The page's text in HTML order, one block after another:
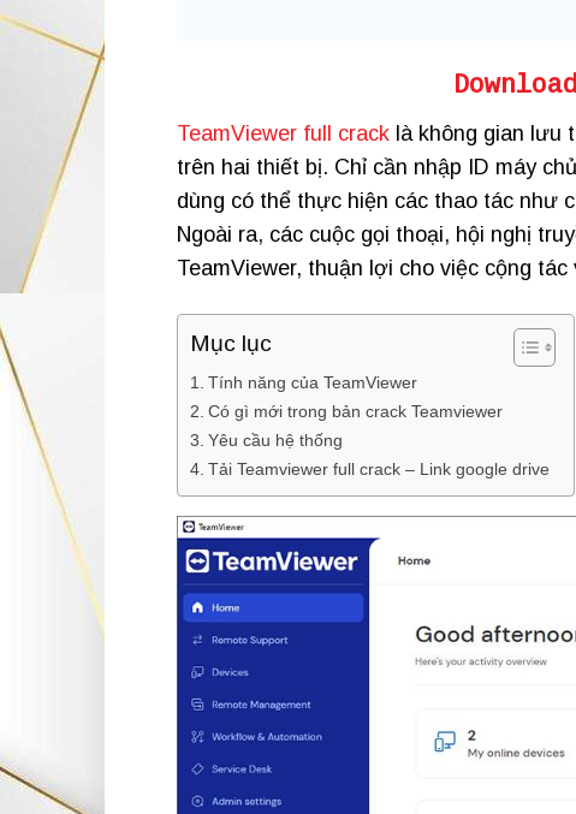
TeamViewer full crack là không gian lưu
trên hai thiết bị. Chỉ cần nhập ID máy
dùng có thể thực hiện các thao tác như
Ngoài ra, các cuộc gọi thoại, hội nghị
TeamViewer, thuận lợi cho việc cộng
Mục lục
Tính năng của TeamViewer
Có gì mới trong bản crack Teamviewer
Yêu cầu hệ thống
Tải Teamviewer full crack – Link google drive